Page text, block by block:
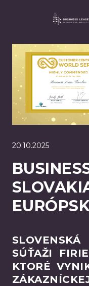
20.10.2025
SÚŤAŽI
KTORÉ